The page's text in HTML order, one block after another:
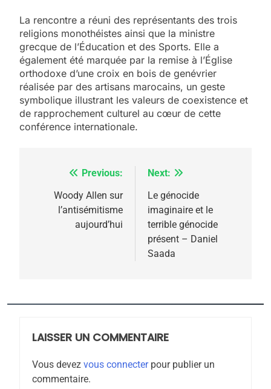
La rencontre a réuni des représentants des trois
religions monothéistes ainsi que la ministre
grecque de l’Éducation et des Sports. Elle a
également été marquée par la remise à l’Église
orthodoxe d’une croix en bois de genévrier
réalisée par des artisans marocains, un geste
symbolique illustrant les valeurs de coexistence et
de rapprochement culturel au cœur de cette
conférence internationale.
Navigation
l’article
Previous:
Woody Allen sur
l’antisémitisme
aujourd’hui
Next:
Le génocide
imaginaire et le
terrible génocide
présent – Daniel
Saada
LAISSER UN COMMENTAIRE
Vous devez vous connecterpour publier un
commentaire.
2025, l’année la plus
meurtrière selon le
rapport d’ADL contre
ISRAÉL
FIÈRE, DIGNE ET RÉSILIENTE :
MA JUDAÏTE par Thérèse
ISRAÉL JUDAISME
7